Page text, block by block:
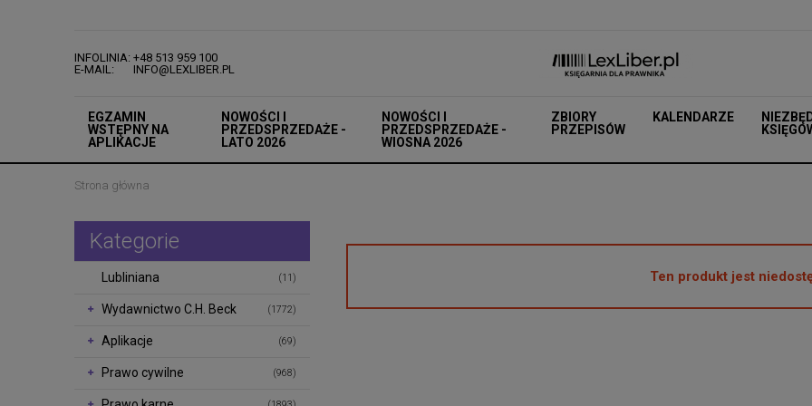
INFOLINIA: +48 513 959 100
E-MAIL: INFO@LEXLIBER.PL
EGZAMIN
WSTĘPNY NA
APLIKACJE
NOWOŚCI I
PRZEDSPRZEDAŻE -
LATO 2026
NOWOŚCI I
PRZEDSPRZEDAŻE -
WIOSNA 2026
ZBIORY
PRZEPISÓW
KALENDARZE
Strona główna
Kategorie
Lubliniana (11)
Wydawnictwo C.H. Beck (1772)
Aplikacje (69)
Prawo cywilne (968)
Ten produkt jest